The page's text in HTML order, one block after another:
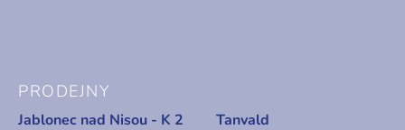
PRODEJNY
Jablonec nad Nisou - K 2
Tanvald